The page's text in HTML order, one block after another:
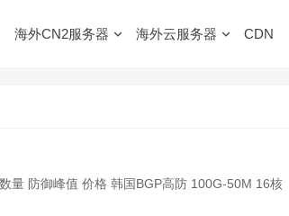
海外CN2服务器 海外云服务器 CDN
量 防御峰值 价格 韩国BGP高防 100G-50M 16核